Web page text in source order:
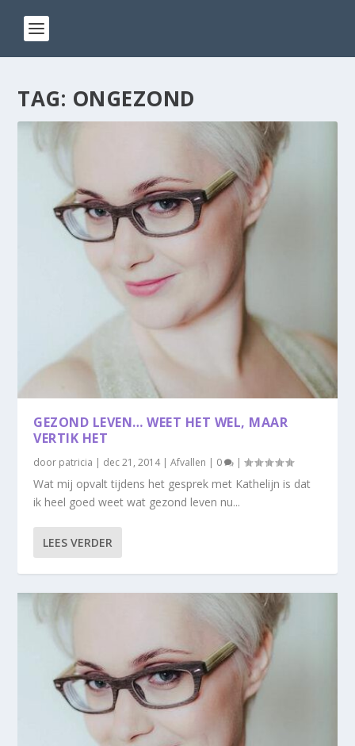
TAG: ONGEZOND
GEZOND LEVEN… WEET HET WEL, MAAR
VERTIK HET
door patricia | dec 21, 2014|Afvallen | 0 |
Wat mij opvalt tijdens het gesprek met Kathelijn is dat
ik heel goed weet wat gezond leven nu...
LEES VERDER